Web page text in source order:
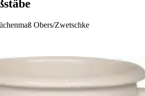
Obers/Zwetschke